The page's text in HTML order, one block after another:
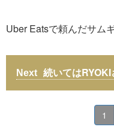
Uber Eatsで頼んだサム
続いては
1